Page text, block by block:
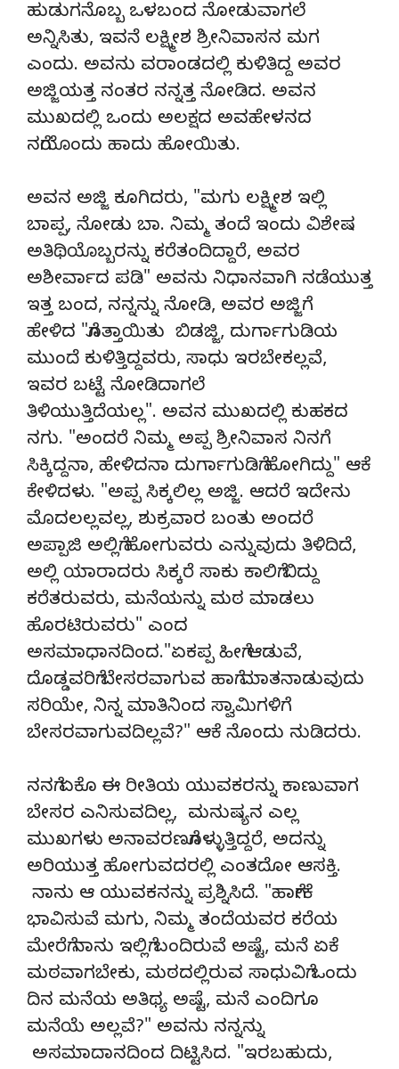
ಹುಡುಗನೊಬ್ಬ ಒಳಬಂದ ನೋಡುವಾಗಲೆ
ಅನ್ನಿಸಿತು, ಇವನೆ ಲಕ್ಷ್ಮೀಶ ಶ್ರೀನಿವಾಸನ ಮಗ
ಎಂದು. ಅವನು ವರಾಂಡದಲ್ಲಿ ಕುಳಿತಿದ್ದ ಅವರ
ಅಜ್ಜಿಯತ್ತ ನಂತರ ನನ್ನತ್ತ ನೋಡಿದ. ಅವನ
ಮುಖದಲ್ಲಿ ಒಂದು ಅಲಕ್ಷದ ಅವಹೇಳನದ
ನಗೆಯೊಂದು ಹಾದು ಹೋಯಿತು.
ಅವನ ಅಜ್ಜಿ ಕೂಗಿದರು, "ಮಗು ಲಕ್ಷ್ಮೀಶ ಇಲ್ಲಿ
ಬಾಪ್ಪ, ನೋಡು ಬಾ. ನಿಮ್ಮ ತಂದೆ ಇಂದು ವಿಶೇಷ
ಅತಿಥಿಯೊಬ್ಬರನ್ನು ಕರೆತಂದಿದ್ದಾರೆ, ಅವರ
ಅಶೀರ್ವಾದ ಪಡಿ" ಅವನು ನಿಧಾನವಾಗಿ ನಡೆಯುತ್ತ
ಇತ್ತ ಬಂದ, ನನ್ನನ್ನು ನೋಡಿ, ಅವರ ಅಜ್ಜಿಗೆ
ಹೇಳಿದ "ಗೊತ್ತಾಯಿತು ಬಿಡಜ್ಜಿ, ದುರ್ಗಾಗುಡಿಯ
ಮುಂದೆ ಕುಳಿತ್ತಿದ್ದವರು, ಸಾಧು ಇರಬೇಕಲ್ಲವೆ,
ಇವರ ಬಟ್ಟೆ ನೋಡಿದಾಗಲೆ
ತಿಳಿಯುತ್ತಿದೆಯಲ್ಲ". ಅವನ ಮುಖದಲ್ಲಿ ಕುಹಕದ
ನಗು. "ಅಂದರೆ ನಿಮ್ಮ ಅಪ್ಪ ಶ್ರೀನಿವಾಸ ನಿನಗೆ
ಸಿಕ್ಕಿದ್ದನಾ, ಹೇಳಿದನಾ ದುರ್ಗಾಗುಡಿಗೆ ಹೋಗಿದ್ದು" ಆಕೆ
ಕೇಳಿದಳು. "ಅಪ್ಪ ಸಿಕ್ಕಲಿಲ್ಲ ಅಜ್ಜಿ. ಆದರೆ ಇದೇನು
ಮೊದಲಲ್ಲವಲ್ಲ, ಶುಕ್ರವಾರ ಬಂತು ಅಂದರೆ
ಅಪ್ಪಾಜಿ ಅಲ್ಲಿಗೆ ಹೋಗುವರು ಎನ್ನುವುದು ತಿಳಿದಿದೆ,
ಅಲ್ಲಿ ಯಾರಾದರು ಸಿಕ್ಕರೆ ಸಾಕು ಕಾಲಿಗೆ ಬಿದ್ದು
ಕರೆತರುವರು, ಮನೆಯನ್ನು ಮಠ ಮಾಡಲು
ಹೊರಟಿರುವರು" ಎಂದ
ಅಸಮಾಧಾನದಿಂದ."ಏಕಪ್ಪ ಹೀಗೆ ಆಡುವೆ,
ದೊಡ್ಡವರಿಗೆ ಬೇಸರವಾಗುವ ಹಾಗೆ ಮಾತನಾಡುವುದು
ಸರಿಯೇ, ನಿನ್ನ ಮಾತಿನಿಂದ ಸ್ವಾಮಿಗಳಿಗೆ
ಬೇಸರವಾಗುವದಿಲ್ಲವೆ?" ಆಕೆ ನೊಂದು ನುಡಿದರು.
ನನಗೆ ಏಕೊ ಈ ರೀತಿಯ ಯುವಕರನ್ನು ಕಾಣುವಾಗ
ಬೇಸರ ಎನಿಸುವದಿಲ್ಲ, ಮನುಷ್ಯನ ಎಲ್ಲ
ಮುಖಗಳು ಅನಾವರಣಗೊಳ್ಳುತ್ತಿದ್ದರೆ, ಅದನ್ನು
ಅರಿಯುತ್ತ ಹೋಗುವದರಲ್ಲಿ ಎಂತದೋ ಆಸಕ್ತಿ.
ನಾನು ಆ ಯುವಕನನ್ನು ಪ್ರಶ್ನಿಸಿದೆ. "ಹಾಗೇಕೆ
ಭಾವಿಸುವೆ ಮಗು, ನಿಮ್ಮ ತಂದೆಯವರ ಕರೆಯ
ಮೇರೆಗೆ ನಾನು ಇಲ್ಲಿಗೆ ಬಂದಿರುವೆ ಅಷ್ಟೆ, ಮನೆ ಏಕೆ
ಮಠವಾಗಬೇಕು, ಮಠದಲ್ಲಿರುವ ಸಾಧುವಿಗೆ ಒಂದು
ದಿನ ಮನೆಯ ಅತಿಥ್ಯ ಅಷ್ಟೆ, ಮನೆ ಎಂದಿಗೂ
ಮನೆಯೆ ಅಲ್ಲವೆ?" ಅವನು ನನ್ನನ್ನು
ಅಸಮಾದಾನದಿಂದ ದಿಟ್ಟಿಸಿದ. "ಇರಬಹುದು,